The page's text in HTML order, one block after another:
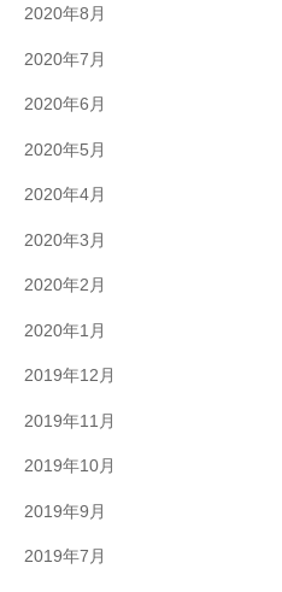
2020年8月
2020年7月
2020年6月
2020年5月
2020年4月
2020年3月
2020年2月
2020年1月
2019年12月
2019年11月
2019年10月
2019年9月
2019年7月